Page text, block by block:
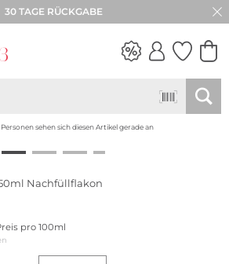
30 TAGE RÜCKGABE
sehen sich diesen Artikel gerade an
Nachfüllflakon
pro 100ml